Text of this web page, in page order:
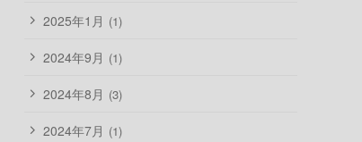
2025年1月 (1)
2024年9月 (1)
2024年8月 (3)
2024年7月 (1)